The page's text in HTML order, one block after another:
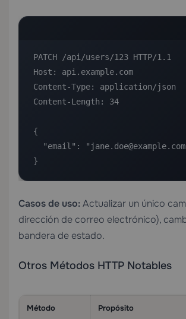
PATCH /api/users/123 HTTP/1.1
Host: api.example.com
Content-Type: application/json
Content-Length: 34
{
}
Casos de uso:Actualizar un único
dirección de correo electrónico),
bandera de estado.
Otros Métodos HTTP Notables
Método Propósito